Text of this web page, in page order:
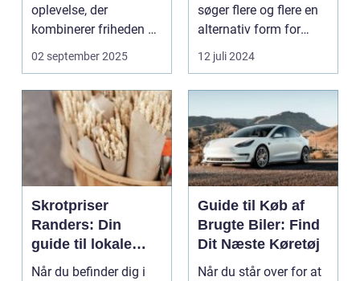
oplevelse, der
kombinerer friheden på
to hjul med no...
02 september 2025
søger flere og flere en
alternativ form for
transport. El scooter...
12 juli 2024
Skrotpriser
Randers: Din
guide til lokale
muligheder
Når du befinder dig i
Guide til Køb af
Brugte Biler: Find
Dit Næste Køretøj
Når du står over for at